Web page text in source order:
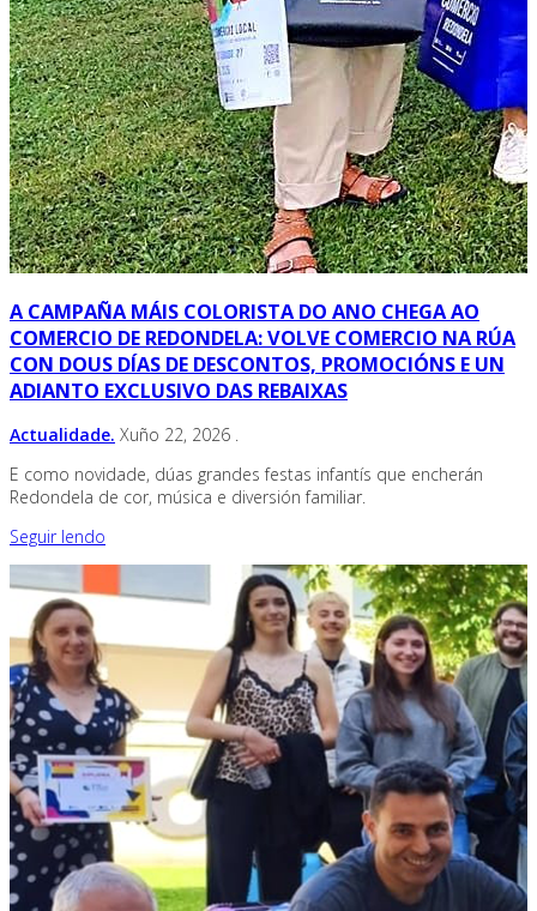
A CAMPAÑA MÁIS COLORISTA DO ANO CHEGA AO
COMERCIO DE REDONDELA: VOLVE COMERCIO NA RÚA
CON DOUS DÍAS DE DESCONTOS, PROMOCIÓNS E UN
ADIANTO EXCLUSIVO DAS REBAIXAS
Actualidade. Xuño 22, 2026 .
E como novidade, dúas grandes festas infantís que encherán
Redondela de cor, música e diversión familiar.
Seguir lendo